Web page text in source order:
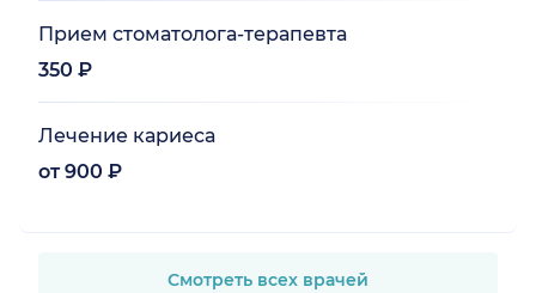
Прием стоматолога-терапевта
350 ₽
Лечение кариеса
от 900 ₽
Смотреть всех врачей